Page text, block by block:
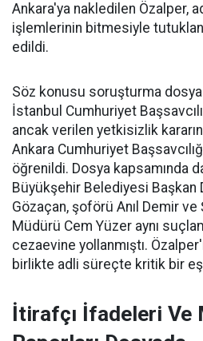
Ankara'ya nakledilen Özalper,
işlemlerinin bitmesiyle
edildi.
Söz konusu soruşturma
İstanbul Cumhuriyet
ancak verilen yetkisizlik
Ankara Cumhuriyet
öğrenildi. Dosya kapsamında
Büyükşehir Belediyesi Başkan
Gözaçan, şoförü Anıl Demir ve
Müdürü Cem Yüzer aynı
cezaevine yollanmıştı.
birlikte adli süreçte kritik bir
İtirafçı İfadeleri Ve